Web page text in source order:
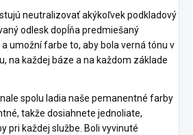
neutralizovať akýkoľvek podkladový
odlesk dopĺňa predmiešaný
umožní farbe to, aby bola verná tónu v
na každej báze a na každom základe
spolu ladia naše pemanentné farby
takže dosiahnete jednoliate,
pri každej službe. Boli vyvinuté